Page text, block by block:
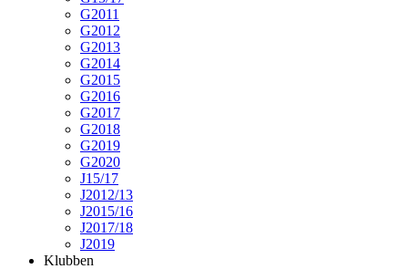
G2011
G2012
G2013
G2014
G2015
G2016
G2017
G2018
G2019
G2020
J15/17
J2012/13
J2015/16
J2017/18
J2019
Klubben